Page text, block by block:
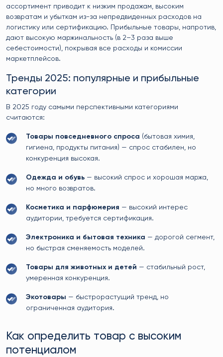
ассортимент приводит к низким продажам, высоким
возвратам и убыткам из-за непредвиденных расходов на
логистику или сертификацию. Прибыльные товары, напротив,
дают высокую маржинальность (в 2–3 раза выше
себестоимости), покрывая все расходы и комиссии
маркетплейсов.
Тренды 2025: популярные и прибыльные
категории
В 2025 году самыми перспективными категориями
считаются:
Товары повседневного спроса (бытовая химия,
гигиена, продукты питания) — спрос стабилен, но
конкуренция высокая.
Одежда и обувь — высокий спрос и хорошая маржа,
но много возвратов.
Косметика и парфюмерия — высокий интерес
аудитории, требуется сертификация.
Электроника и бытовая техника — дорогой сегмент,
но быстрая сменяемость моделей.
Товары для животных и детей — стабильный рост,
умеренная конкуренция.
Экотовары — быстрорастущий тренд, но
ограниченная аудитория.
Как определить товар с высоким
потенциалом